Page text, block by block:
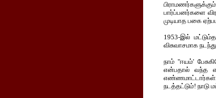
பார்ப்பனர்களை
முடியாத பகை
1953-இல்
விசுவாசமாக
நாம் "ஈயம்'
என்பதால் வந்த
எண்ணமாட்டார்கள்.
நடத்தட்டும்! நாடு